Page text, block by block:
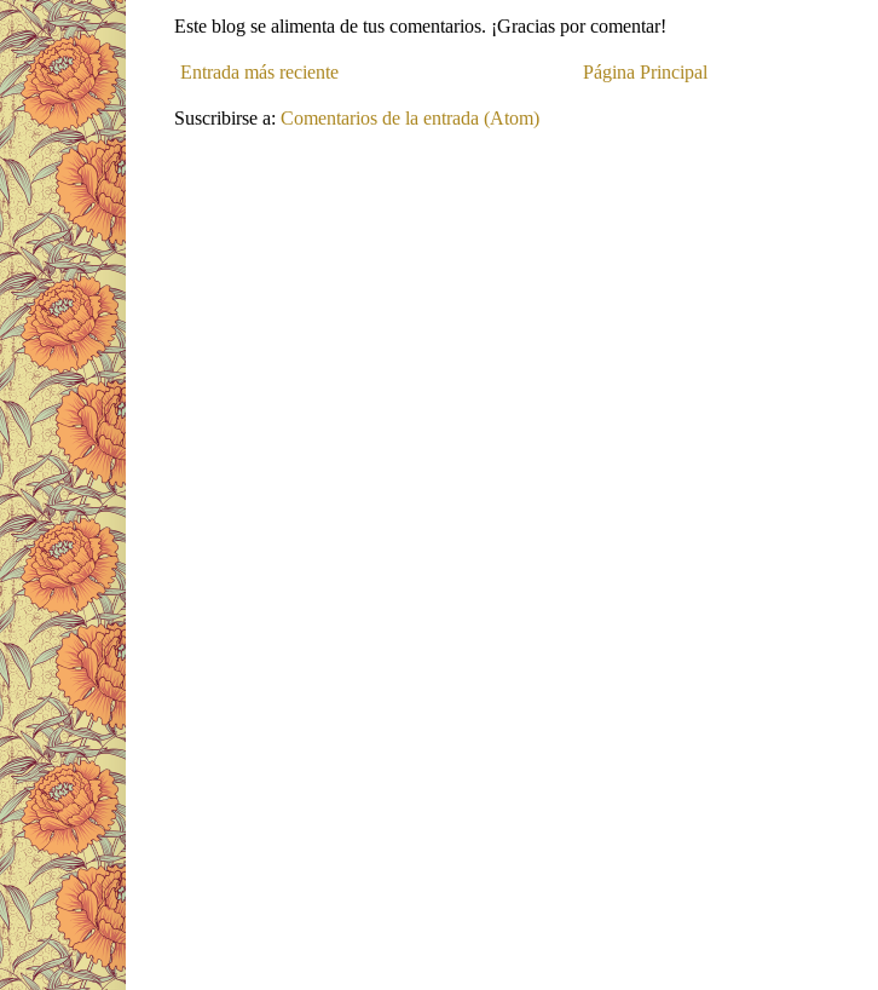
Este blog se alimenta de tus comentarios. ¡Gracias por comentar!
Entrada más reciente Página Principal
Suscribirse a: Comentarios de la entrada (Atom)